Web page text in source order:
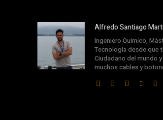
Alfredo Santiago
Ingeniero Químico,
Tecnología desde que
Ciudadano del mundo
muchos cables y